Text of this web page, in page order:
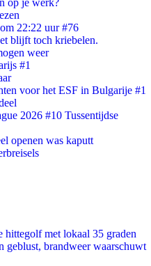
op je werk?
22:22 uur #76
blijft toch kriebelen.
weer
#1
voor het ESF in Bulgarije #1
2026 #10 Tussentijdse
openen was kaputt
hittegolf met lokaal 35 graden
geblust, brandweer waarschuwt